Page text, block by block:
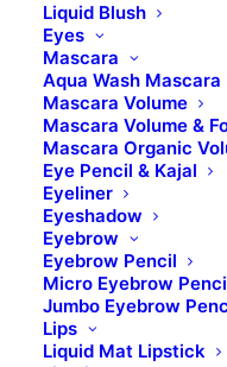
Liquid Blush
Eyes
Mascara
Aqua Wash Mascara
Mascara Volume
Mascara Volume &
Mascara Organic
Eye Pencil & Kajal
Eyeliner
Eyeshadow
Eyebrow
Eyebrow Pencil
Micro Eyebrow
Jumbo Eyebrow
Lips
Liquid Mat Lipstick
ANWENDUNG
INHALTSSTOFFE
WARNHINWEIS &
BILDER UND